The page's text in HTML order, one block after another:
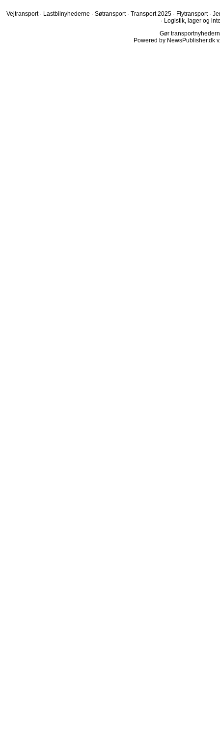
Vejtransport · Lastbilnyhederne · Søtransport · Transport 2025 · Flytransport ·
· Logistik, lager og
Gør
Powered by NewsPublisher.dk